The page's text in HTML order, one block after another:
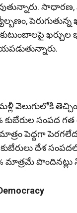
పెరుగుతున్న
ఖర్చుల
వెలుగులోకి
సంపద
పెద్దగా
దేశ
మాత్రమే పొందినట్లు